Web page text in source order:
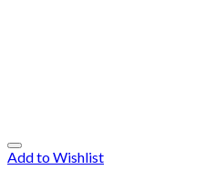
Add to Wishlist